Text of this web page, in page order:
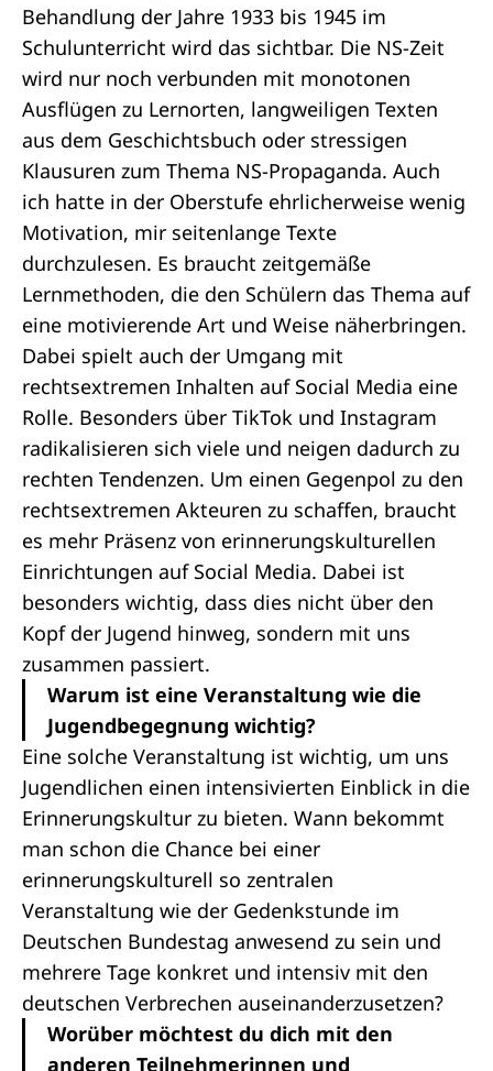
Behandlung der Jahre 1933 bis 1945 im
Schulunterricht wird das sichtbar. Die NS-Zeit
wird nur noch verbunden mit monotonen
Ausflügen zu Lernorten, langweiligen Texten
aus dem Geschichtsbuch oder stressigen
Klausuren zum Thema NS-Propaganda. Auch
ich hatte in der Oberstufe ehrlicherweise wenig
Motivation, mir seitenlange Texte
durchzulesen. Es braucht zeitgemäße
Lernmethoden, die den Schülern das Thema auf
eine motivierende Art und Weise näherbringen.
Dabei spielt auch der Umgang mit
rechtsextremen Inhalten auf Social Media eine
Rolle. Besonders über TikTok und Instagram
radikalisieren sich viele und neigen dadurch zu
rechten Tendenzen. Um einen Gegenpol zu den
rechtsextremen Akteuren zu schaffen, braucht
es mehr Präsenz von erinnerungskulturellen
Einrichtungen auf Social Media. Dabei ist
besonders wichtig, dass dies nicht über den
Kopf der Jugend hinweg, sondern mit uns
zusammen passiert.
Warum ist eine Veranstaltung wie die
Jugendbegegnung wichtig?
Eine solche Veranstaltung ist wichtig, um uns
Jugendlichen einen intensivierten Einblick in die
Erinnerungskultur zu bieten. Wann bekommt
man schon die Chance bei einer
erinnerungskulturell so zentralen
Veranstaltung wie der Gedenkstunde im
Deutschen Bundestag anwesend zu sein und
mehrere Tage konkret und intensiv mit den
deutschen Verbrechen auseinanderzusetzen?
Worüber möchtest du dich mit den
anderen Teilnehmerinnen und